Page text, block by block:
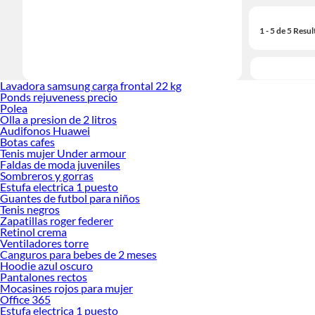
1 - 5 de 5
Lavadora samsung carga frontal 22 kg
Ponds rejuveness precio
Polea
Olla a presion de 2 litros
Audifonos Huawei
Botas cafes
Tenis mujer Under armour
Faldas de moda juveniles
Sombreros y gorras
Estufa electrica 1 puesto
Guantes de futbol para niños
Tenis negros
Zapatillas roger federer
Retinol crema
Ventiladores torre
Canguros para bebes de 2 meses
Hoodie azul oscuro
Pantalones rectos
Mocasines rojos para mujer
Office 365
Estufa electrica 1 puesto